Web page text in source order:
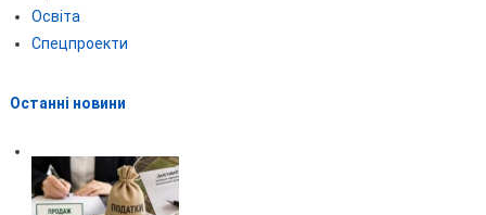
Освіта
Спецпроекти
Останні новини